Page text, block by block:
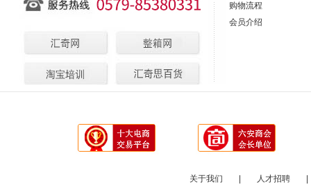
购物流程
会员介绍
关于我们 人才招聘